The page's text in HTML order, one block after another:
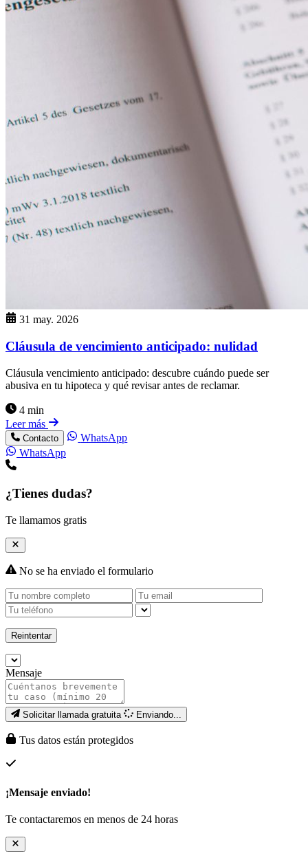
31 may. 2026
Cláusula de vencimiento anticipado: nulidad
Cláusula vencimiento anticipado: descubre cuándo puede ser
abusiva en tu hipoteca y qué revisar antes de reclamar.
4 min
Leer más
Contacto
WhatsApp
WhatsApp
¿Tienes dudas?
Te llamamos gratis
No se ha enviado el formulario
Reintentar
Mensaje
Solicitar llamada gratuita Enviando...
Tus datos están protegidos
¡Mensaje enviado!
Te contactaremos en menos de 24 horas